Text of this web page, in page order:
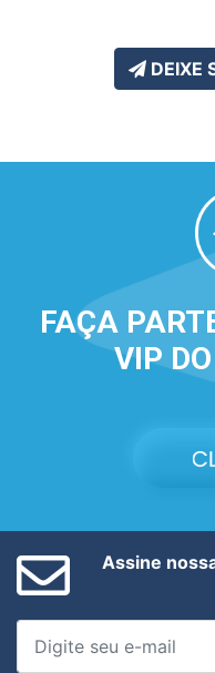
DEIXE
FAÇA
VIP
Assine